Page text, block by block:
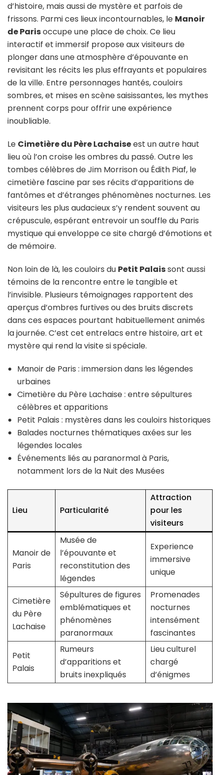
d’histoire, mais aussi de mystère et parfois de
frissons. Parmi ces lieux incontournables, le Manoir
de Parisoccupe une place de choix. Ce lieu
interactif et immersif propose aux visiteurs de
plonger dans une atmosphère d’épouvante en
revisitant les récits les plus effrayants et populaires
de la ville. Entre personnages hantés, couloirs
sombres, et mises en scène saisissantes, les mythes
prennent corps pour offrir une expérience
inoubliable.
Le Cimetière du Père Lachaiseest un autre haut
lieu où l’on croise les ombres du passé. Outre les
tombes célèbres de Jim Morrison ou Édith Piaf, le
cimetière fascine par ses récits d’apparitions de
fantômes et d’étranges phénomènes nocturnes. Les
visiteurs les plus audacieux s’y rendent souvent au
crépuscule, espérant entrevoir un souffle du Paris
mystique qui enveloppe ce site chargé d’émotions et
de mémoire.
Non loin de là, les couloirs du Petit Palaissont aussi
témoins de la rencontre entre le tangible et
l’invisible. Plusieurs témoignages rapportent des
aperçus d’ombres furtives ou des bruits discrets
dans ces espaces pourtant habituellement animés
la journée. C’est cet entrelacs entre histoire, art et
mystère qui rend la visite si spéciale.
Manoir de Paris : immersion dans les légendes
urbaines
Cimetière du Père Lachaise : entre sépultures
célèbres et apparitions
Petit Palais : mystères dans les couloirs historiques
Balades nocturnes thématiques axées sur les
légendes locales
Événements liés au paranormal à Paris,
notamment lors de la Nuit des Musées
Lieu Particularité
Attraction
pour les
visiteurs
Manoir de
Paris
Musée de
l’épouvante et
reconstitution des
légendes
Experience
immersive
unique
Cimetière
du Père
Lachaise
Sépultures de figures
emblématiques et
phénomènes
paranormaux
Promenades
nocturnes
intensément
fascinantes
Petit
Palais
Rumeurs
d’apparitions et
bruits inexpliqués
Lieu culturel
chargé
d’énigmes